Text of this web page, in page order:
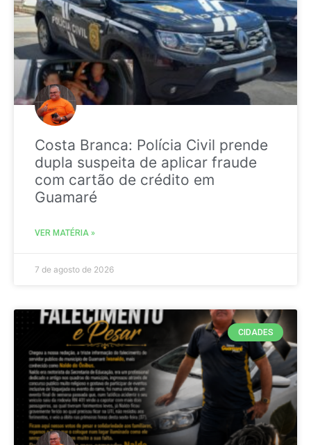
Costa Branca: Polícia Civil prende
dupla suspeita de aplicar fraude
com cartão de crédito em
Guamaré
VER MATÉRIA »
7 de agosto de 2026
CIDADES